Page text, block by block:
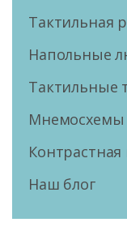
Тактильная
Напольные
Тактильные
Мнемосхемы
Наш блог